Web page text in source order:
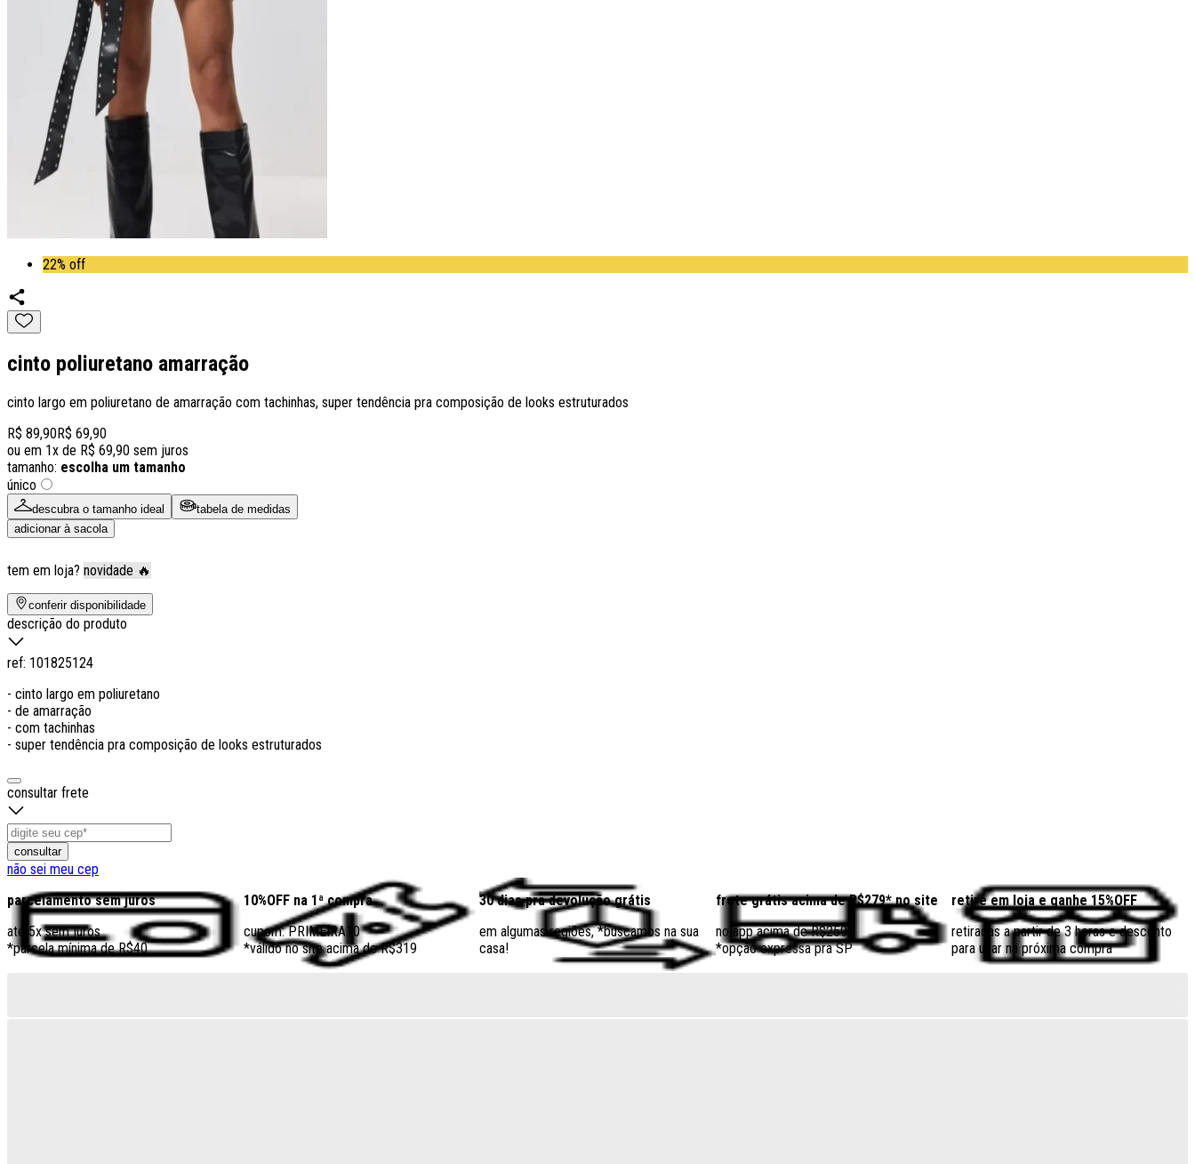
22% off
cinto poliuretano amarração
cinto largo em poliuretano de amarração com tachinhas, super tendência pra composição de looks estruturados
R$ 89,90 R$ 69,90
ou em 1x de R$ 69,90 sem juros
tamanho: escolha um tamanho
único
descubra o tamanho ideal
tabela de medidas
adicionar à sacola
tem em loja? novidade 🔥
conferir disponibilidade
descrição do produto
ref: 101825124
- cinto largo em poliuretano
- de amarração
- com tachinhas
- super tendência pra composição de looks estruturados
consultar frete
consultar
não sei meu cep
parcelamento sem juros
até 5x sem juros
*parcela mínima de R$40
10%OFF na 1ª compra
cupom: PRIMEIRA10
*válido no site acima de R$319
30 dias pra devolução grátis
em algumas regiões, *buscamos na sua
casa!
frete grátis acima de R$279* no site
no app acima de R$259
*opção expressa pra SP
retire em loja e ganhe 15%OFF
retiradas a partir de 3 horas e desconto
para usar na próxima compra